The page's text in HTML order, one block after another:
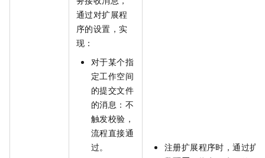
通过对扩展程
序的设置，实
现：
对于某个指
定工作空间
的提交文件
的消息：不
触发校验，
流程直接通
过。
注册扩展程序时，通过扩